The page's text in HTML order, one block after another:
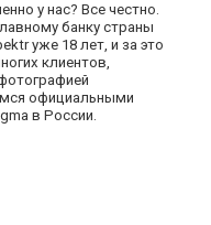
у нас? Все честно.
банку страны
уже 18 лет, и за это
клиентов,
официальными
в России.